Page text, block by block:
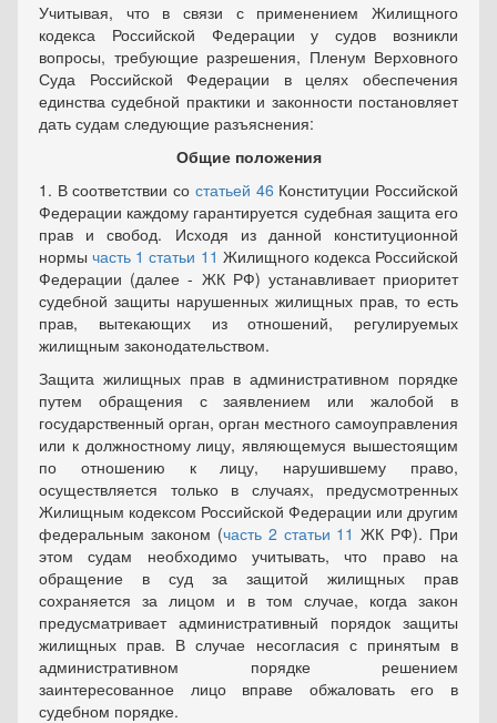
Учитывая, что в связи с применением Жилищного
кодекса Российской Федерации у судов возникли
вопросы, требующие разрешения, Пленум Верховного
Суда Российской Федерации в целях обеспечения
единства судебной практики и законности постановляет
дать судам следующие разъяснения:
Общие положения
1. В соответствии со статьей 46 Конституции Российской
Федерации каждому гарантируется судебная защита его
прав и свобод. Исходя из данной конституционной
нормычасть 1 статьи 11 Жилищного кодекса Российской
Федерации (далее - ЖК РФ) устанавливает приоритет
судебной защиты нарушенных жилищных прав, то есть
прав, вытекающих из отношений, регулируемых
жилищным законодательством.
Защита жилищных прав в административном порядке
путем обращения с заявлением или жалобой в
государственный орган, орган местного самоуправления
или к должностному лицу, являющемуся вышестоящим
по отношению к лицу, нарушившему право,
осуществляется только в случаях, предусмотренных
Жилищным кодексом Российской Федерации или другим
федеральным законом (часть 2 статьи 11 ЖК РФ). При
этом судам необходимо учитывать, что право на
обращение в суд за защитой жилищных прав
сохраняется за лицом и в том случае, когда закон
предусматривает административный порядок защиты
жилищных прав. В случае несогласия с принятым в
административном порядке решением
заинтересованное лицо вправе обжаловать его в
судебном порядке.